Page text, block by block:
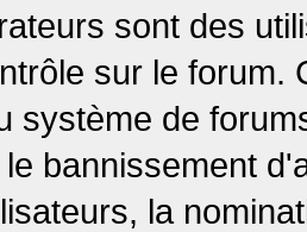
sont des
sur le forum.
système de
bannissement
la